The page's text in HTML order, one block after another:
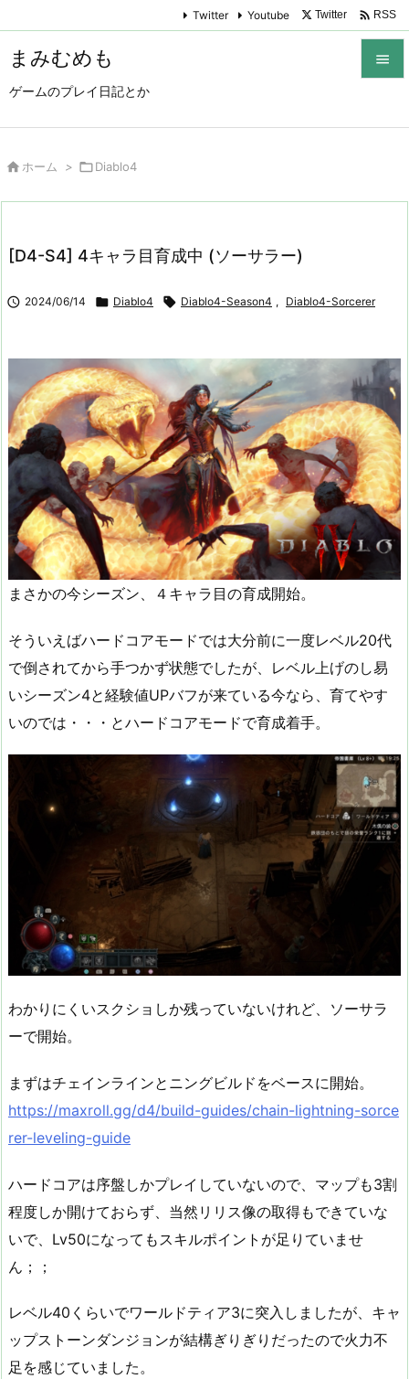
まみむめも
ゲームのプレイ日記とか

検索
Twitter Youtube Twitter  RSS
 ホーム > Diablo4
[D4-S4] 4キャラ目育成中 (ソーサラー)
 2024/06/14  Diablo4  Diablo4-Season4 , Diablo4-Sorcerer
まさかの今シーズン、４キャラ目の育成開始。
そういえばハードコアモードでは大分前に一度レベル20代
で倒されてから手つかず状態でしたが、レベル上げのし易
いシーズン4と経験値UPバフが来ている今なら、育てやす
いのでは・・・とハードコアモードで育成着手。
わかりにくいスクショしか残っていないけれど、ソーサラ
ーで開始。
まずはチェインラインとニングビルドをベースに開始。
https://maxroll.gg/d4/build-guides/chain-lightning-sorce
rer-leveling-guide
ハードコアは序盤しかプレイしていないので、マップも3割
程度しか開けておらず、当然リリス像の取得もできていな
いで、Lv50になってもスキルポイントが足りていませ
ん；；
レベル40くらいでワールドティア3に突入しましたが、キャ
ップストーンダンジョンが結構ぎりぎりだったので火力不
足を感じていました。